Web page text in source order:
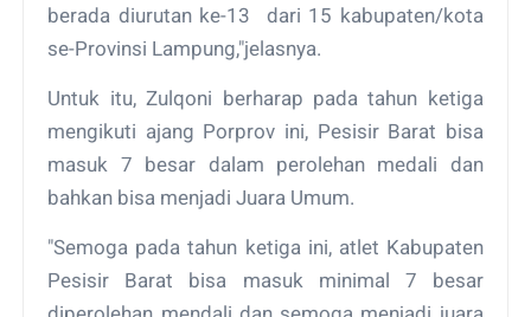
berada diurutan ke-13 dari 15 kabupaten/kota
se-Provinsi Lampung,"jelasnya.
Untuk itu, Zulqoni berharap pada tahun ketiga
mengikuti ajang Porprov ini, Pesisir Barat bisa
masuk 7 besar dalam perolehan medali dan
bahkan bisa menjadi Juara Umum.
"Semoga pada tahun ketiga ini, atlet Kabupaten
Pesisir Barat bisa masuk minimal 7 besar